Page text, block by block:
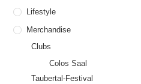
Lifestyle
Merchandise
Clubs
Colos Saal
Taubertal-Festival